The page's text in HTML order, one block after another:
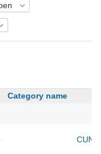
Category name